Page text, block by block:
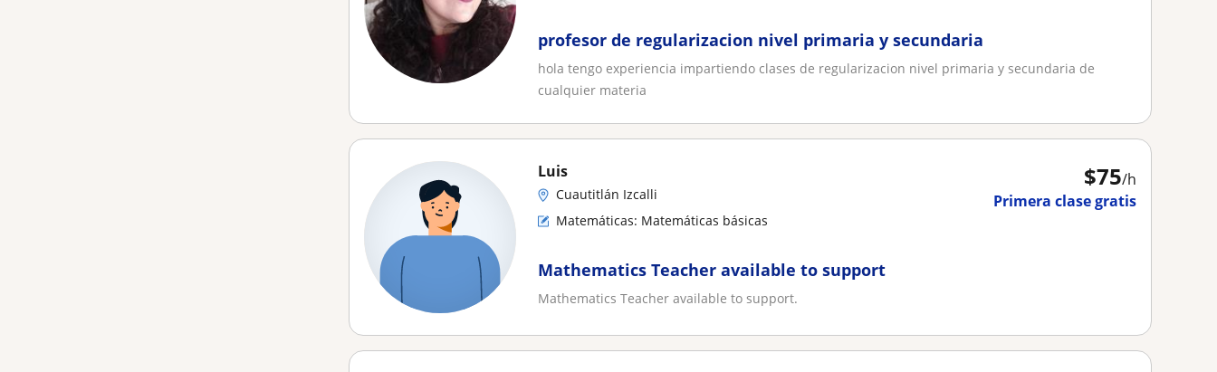
profesor de regularizacion nivel primaria y secundaria
hola tengo experiencia impartiendo clases de regularizacion nivel primaria y secundaria de
cualquier materia
$75/h
Primera clase gratis
Luis
Cuautitlán Izcalli
Matemáticas: Matemáticas básicas
Mathematics Teacher available to support
Mathematics Teacher available to support.